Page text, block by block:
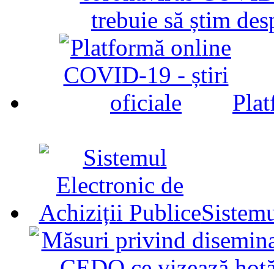
trebuie să știm